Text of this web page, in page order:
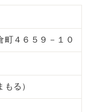
町４６５９－１０
る）